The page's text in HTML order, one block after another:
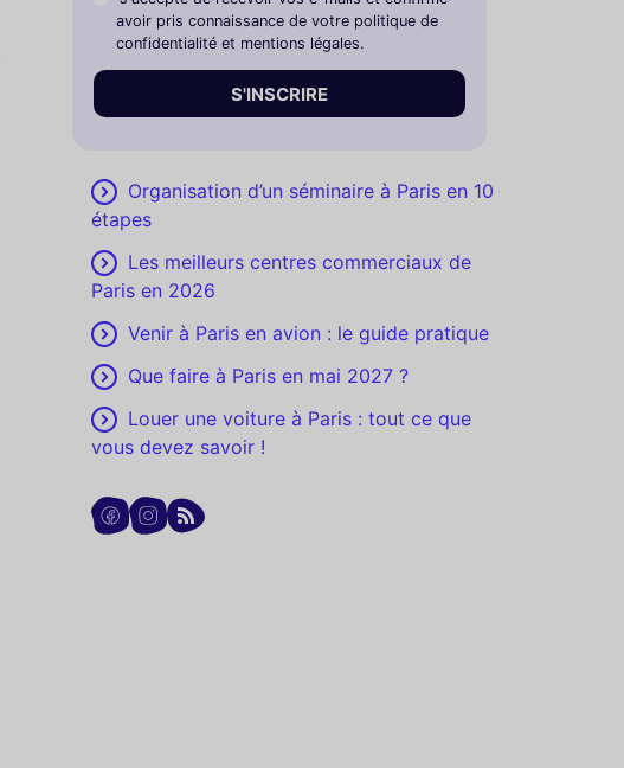
avoir pris connaissance de votre politique de
confidentialité et mentions légales.
S'INSCRIRE
Organisation d’un séminaire à Paris en 10
étapes
Les meilleurs centres commerciaux de
Paris en 2026
Venir à Paris en avion : le guide pratique
Que faire à Paris en mai 2027 ?
Louer une voiture à Paris : tout ce que
vous devez savoir !